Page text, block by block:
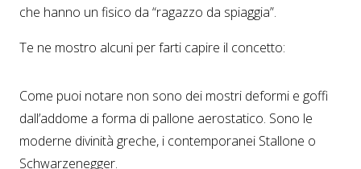
che hanno un fisico da “ragazzo da spiaggia”.
Te ne mostro alcuni per farti capire il concetto:
Come puoi notare non sono dei mostri deformi e goffi
dall’addome a forma di pallone aerostatico. Sono le
moderne divinità greche, i contemporanei Stallone o
Schwarzenegger.